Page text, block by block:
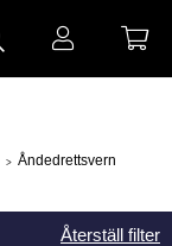
> Åndedrettsvern
Återställ filter